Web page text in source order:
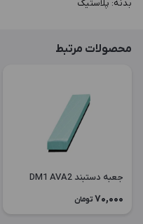
بدنه: پلاستیک
محصولات مرتبط
جعبه دستبند DM1 AVA2
70,000 تومان